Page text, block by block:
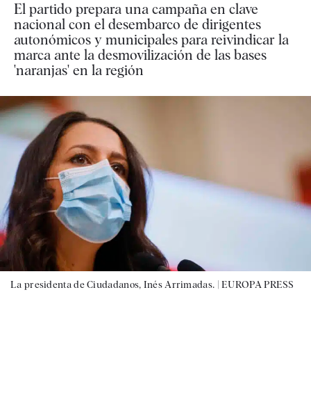
El partido prepara una campaña en clave
nacional con el desembarco de dirigentes
autonómicos y municipales para reivindicar la
marca ante la desmovilización de las bases
'naranjas' en la región
La presidenta de Ciudadanos, Inés Arrimadas. |EUROPA PRESS